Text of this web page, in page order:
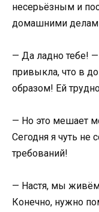
несерьёзным и
домашними
— Да ладно тебе!
привыкла, что в
образом! Ей
— Но это мешает
Сегодня я чуть не
требований!
— Настя, мы
Конечно, нужно